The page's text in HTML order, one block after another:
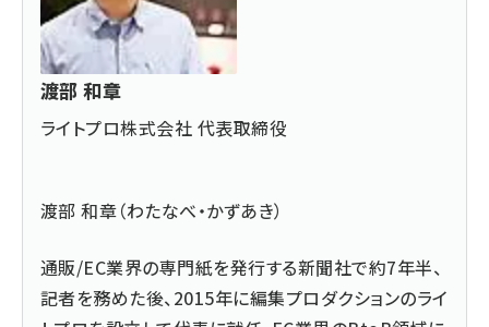
渡部 和章
ライトプロ株式会社 代表取締役
渡部 和章（わたなべ・かずあき）
通販/EC業界の専門紙を発行する新聞社で約7年半、
記者を務めた後、2015年に編集プロダクションのライ